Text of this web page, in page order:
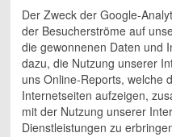
Der Zweck der Google-
der Besucherströme auf
die gewonnenen Daten und
dazu, die Nutzung unserer
uns Online-Reports, welche
Internetseiten aufzeigen,
mit der Nutzung unserer
Dienstleistungen zu